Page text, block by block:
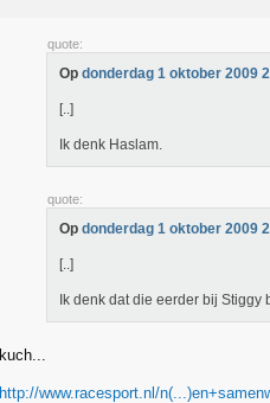
quote:
Op donderdag 1 oktober 2009
[..]
Ik denk Haslam.
quote:
Op donderdag 1 oktober 2009
[..]
Ik denk dat die eerder bij
kuch...
http://www.racesport.nl/